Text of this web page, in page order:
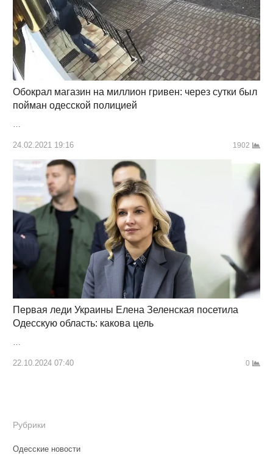
Обокрал магазин на миллион гривен: через сутки был
пойман одесской полицией
…
24.02.2021 19:16 1902
Первая леди Украины Елена Зеленская посетила
Одесскую область: какова цель
…
22.10.2024 07:40 0
Рубрики
Одесские новости